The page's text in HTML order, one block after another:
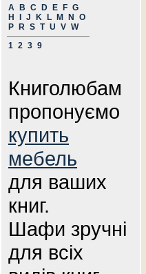
A
B C D E F G
H
J K L M N
O
P
R S T U V W
1 2 3 9
Книголюбам
пропонуємо
купить
мебель
для ваших
книг.
Шафи зручні
для всіх